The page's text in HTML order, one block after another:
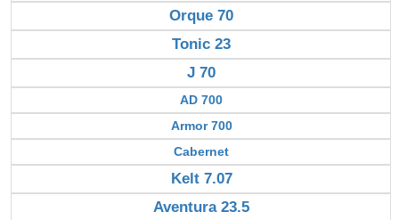
Orque 70
Tonic 23
J 70
AD 700
Armor 700
Cabernet
Kelt 7.07
Aventura 23.5